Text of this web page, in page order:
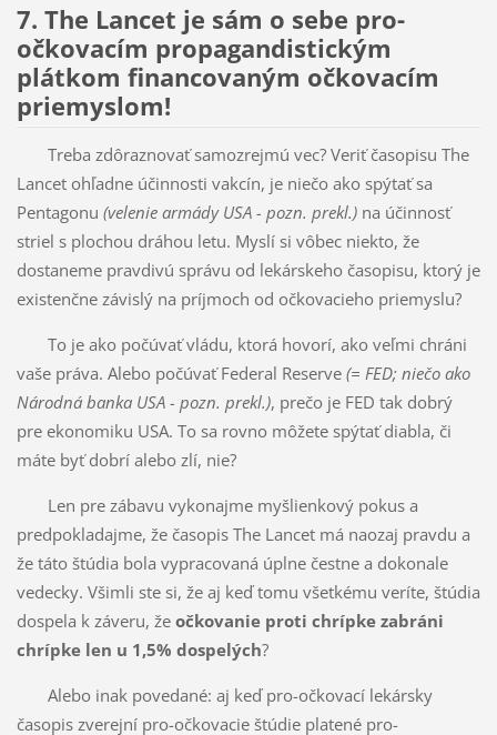
7. The Lancet je sám o sebe pro-
očkovacím propagandistickým
plátkom financovaným očkovacím
priemyslom!
Treba zdôraznovať samozrejmú vec? Veriť časopisu The
Lancet ohľadne účinnosti vakcín, je niečo ako spýtať sa
Pentagonu (velenie armády USA - pozn. prekl.)na účinnosť
striel s plochou dráhou letu. Myslí si vôbec niekto, že
dostaneme pravdivú správu od lekárskeho časopisu, ktorý je
existenčne závislý na príjmoch od očkovacieho priemyslu?
To je ako počúvať vládu, ktorá hovorí, ako veľmi chráni
vaše práva. Alebo počúvať Federal Reserve (= FED; niečo ako
Národná banka USA - pozn. prekl.), prečo je FED tak dobrý
pre ekonomiku USA. To sa rovno môžete spýtať diabla, či
máte byť dobrí alebo zlí, nie?
Len pre zábavu vykonajme myšlienkový pokus a
predpokladajme, že časopis The Lancet má naozaj pravdu a
že táto štúdia bola vypracovaná úplne čestne a dokonale
vedecky. Všimli ste si, že aj keď tomu všetkému veríte, štúdia
dospela k záveru, že očkovanie proti chrípke zabráni
chrípke len u 1,5% dospelých?
Alebo inak povedané: aj keď pro-očkovací lekársky
časopis zverejní pro-očkovacie štúdie platené pro-